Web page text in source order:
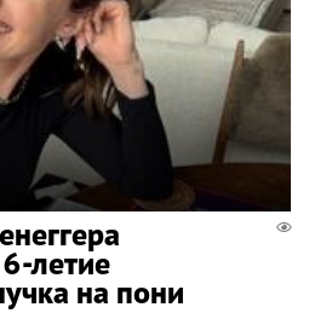
летие
на пони